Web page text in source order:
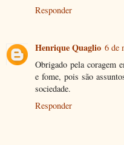
Responder
Henrique Quaglio 6 de
Obrigado pela coragem
e fome, pois são
sociedade.
Responder